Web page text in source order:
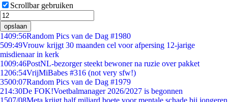
Scrollbar gebruiken
opslaan
1409:56Random Pics van de Dag #1980
509:49Vrouw krijgt 30 maanden cel voor afpersing 12-jarige
misdienaar in kerk
1009:46PostNL-bezorger steekt bewoner na ruzie over pakket
1206:54VrijMiBabes #316 (not very sfw!)
3500:07Random Pics van de Dag #1979
214:30De FOK!Voetbalmanager 2026/2027 is begonnen
1507/08Meta krijgt half miljard boete voor mentale schade bij jongeren